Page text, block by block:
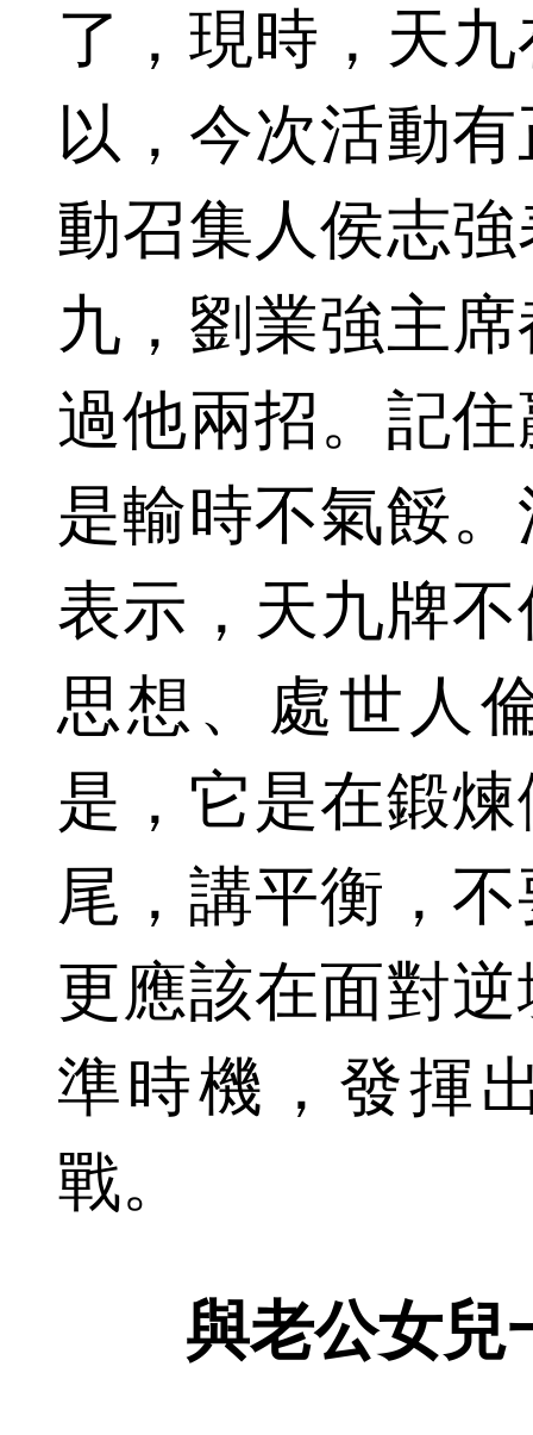
了，現時，天
以，今次活動
動召集人侯志
九，劉業強主
過他兩招。記
是輸時不氣餒
表示，天九牌
思想、處世人
是，它是在鍛
尾，講平衡，
更應該在面對
準時機，發揮
戰。
與老公女兒